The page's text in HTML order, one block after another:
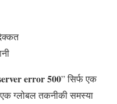
error 500” सिर्फ एक
ग्लोबल तकनीकी समस्या